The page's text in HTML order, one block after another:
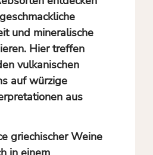
und mineralische
Hier treffen
vulkanischen
auf würzige
aus
griechischer Weine